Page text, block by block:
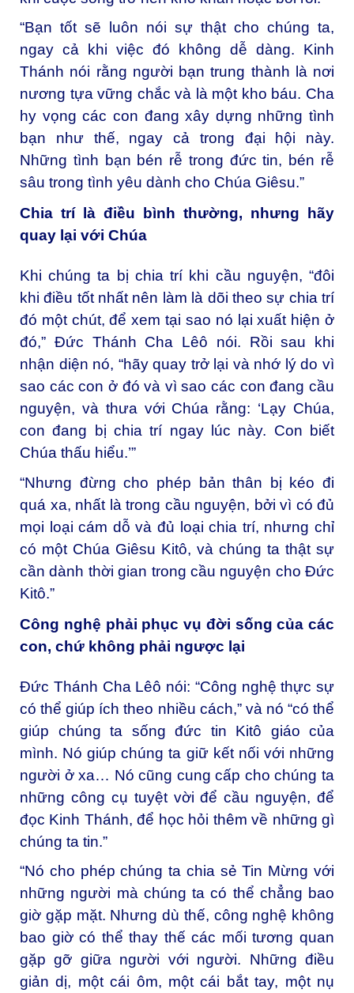
“Bạn tốt sẽ luôn nói sự thật cho chúng ta,
ngay cả khi việc đó không dễ dàng. Kinh
Thánh nói rằng người bạn trung thành là nơi
nương tựa vững chắc và là một kho báu. Cha
hy vọng các con đang xây dựng những tình
bạn như thế, ngay cả trong đại hội này.
Những tình bạn bén rễ trong đức tin, bén rễ
sâu trong tình yêu dành cho Chúa Giêsu.”
Chia trí là điều bình thường, nhưng hãy
quay lại với Chúa
Khi chúng ta bị chia trí khi cầu nguyện, “đôi
khi điều tốt nhất nên làm là dõi theo sự chia trí
đó một chút, để xem tại sao nó lại xuất hiện ở
đó,” Đức Thánh Cha Lêô nói. Rồi sau khi
nhận diện nó, “hãy quay trở lại và nhớ lý do vì
sao các con ở đó và vì sao các con đang cầu
nguyện, và thưa với Chúa rằng: ‘Lạy Chúa,
con đang bị chia trí ngay lúc này. Con biết
Chúa thấu hiểu.’”
“Nhưng đừng cho phép bản thân bị kéo đi
quá xa, nhất là trong cầu nguyện, bởi vì có đủ
mọi loại cám dỗ và đủ loại chia trí, nhưng chỉ
có một Chúa Giêsu Kitô, và chúng ta thật sự
cần dành thời gian trong cầu nguyện cho Đức
Kitô.”
Công nghệ phải phục vụ đời sống của các
con, chứ không phải ngược lại
Đức Thánh Cha Lêô nói: “Công nghệ thực sự
có thể giúp ích theo nhiều cách,” và nó “có thể
giúp chúng ta sống đức tin Kitô giáo của
mình. Nó giúp chúng ta giữ kết nối với những
người ở xa… Nó cũng cung cấp cho chúng ta
những công cụ tuyệt vời để cầu nguyện, để
đọc Kinh Thánh, để học hỏi thêm về những gì
chúng ta tin.”
“Nó cho phép chúng ta chia sẻ Tin Mừng với
những người mà chúng ta có thể chẳng bao
giờ gặp mặt. Nhưng dù thế, công nghệ không
bao giờ có thể thay thế các mối tương quan
gặp gỡ giữa người với người. Những điều
giản dị, một cái ôm, một cái bắt tay, một nụ